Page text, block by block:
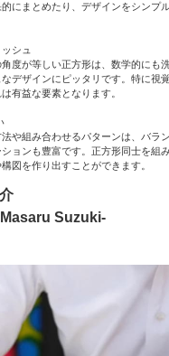
にまとめたり、デザインをシンプ
シュ
度が等しい正方形は、数学的にも
デザインにピッタリです。特に視
有益な要素となります。
や組み合わせるパターンは、バラ
ョンも豊富です。正方形同士を組
図を作り出すことができます。
Suzuki-